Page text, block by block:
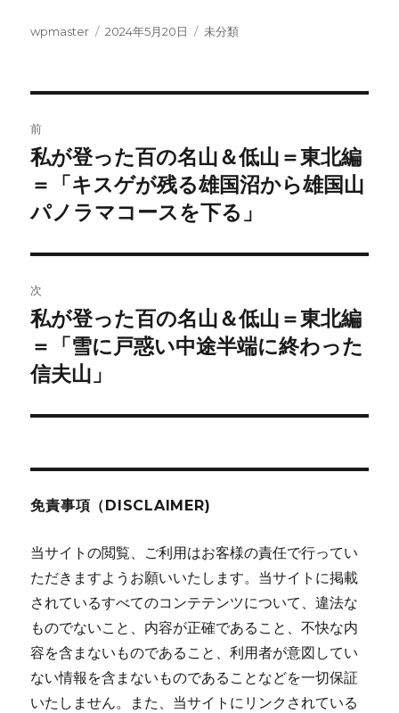
投
wpmaster
投
2024年5月20日
カ
未分類
稿
ナ
ビ
ゲ
ー
シ
ョ
ン
前
前
の
投
私が登った百の名山＆低山＝東北編
＝「キスゲが残る雄国沼から雄国山
パノラマコースを下る」
次
次
の
投
私が登った百の名山＆低山＝東北編
＝「雪に戸惑い中途半端に終わった
信夫山」
免責事項（DISCLAIMER)
当サイトの閲覧、ご利用はお客様の責任で行ってい
ただきますようお願いいたします。当サイトに掲載
されているすべてのコンテテンツについて、違法な
ものでないこと、内容が正確であること、不快な内
容を含まないものであること、利用者が意図してい
ない情報を含まないものであることなどを一切保証
いたしません。また、当サイトにリンクされている